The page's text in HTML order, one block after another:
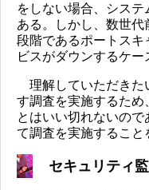
をしない場合、シス
ある。しかし、数世
段階であるポートス
ビスがダウンするケー
理解していただきた
す調査を実施するため
とはいい切れないの
て調査を実施すること
セキュリティ